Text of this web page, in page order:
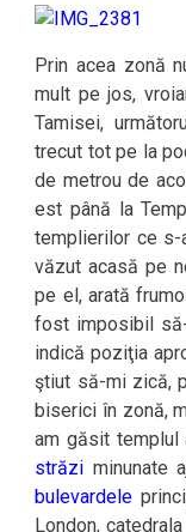
Prin acea zonă
mult pe jos,
Tamisei,
trecut tot pe la
de metrou de
est până la
templierilor ce s-
văzut acasă pe
pe el, arată
fost imposibil
indică poziţia
ştiut să-mi zică,
biserici în zonă,
am găsit templul
străzi minunate
bulevardele
London,